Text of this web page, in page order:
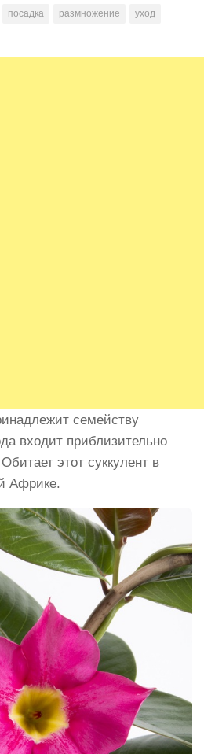
посадка размножение уход
семейству
входит приблизительно
этот суккулент в
Африке.